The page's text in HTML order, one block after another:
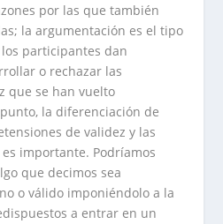
por las que también
la argumentación es el tipo
participantes dan
o rechazar las
que se han vuelto
la diferenciación de
de validez y las
importante. Podríamos
que decimos sea
o válido imponiéndolo a la
a entrar en un